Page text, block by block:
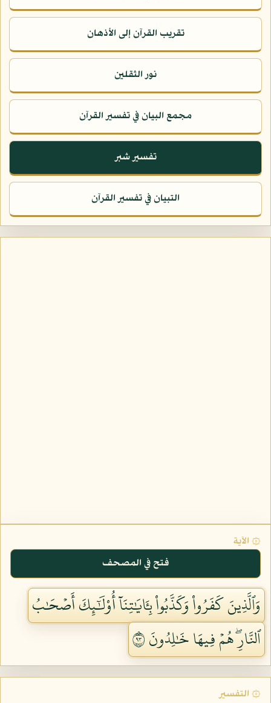
تقريب القرآن إلى الأذهان
نور الثقلين
مجمع البيان في تفسير القرآن
تفسير شبر
التبيان في تفسير القرآن
۞ الآية
فتح في المصحف
وَٱلَّذِينَ كَفَرُواْ وَكَذَّبُواْ بِـَٔايَٰتِنَآ أُوْلَٰٓئِكَ أَصۡحَٰبُ
ٱلنَّارِۖ هُمۡ فِيهَا خَٰلِدُونَ ٣٩
۞ التفسير